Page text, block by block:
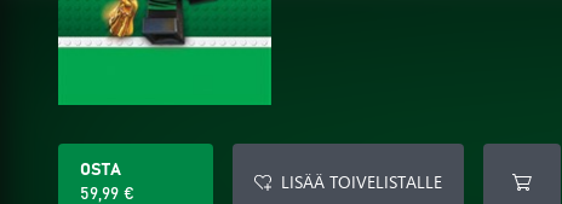
OSTA
59,99 €
LISÄÄ TOIVELISTALLE